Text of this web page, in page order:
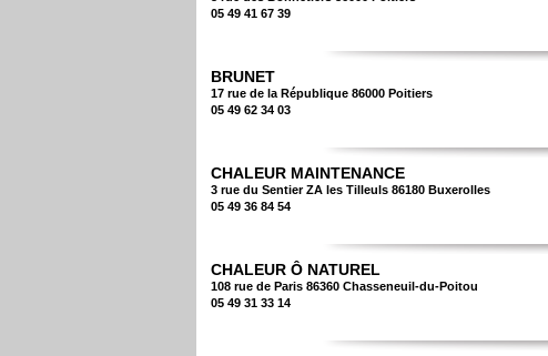
05 49 41 67 39
BRUNET
17 rue de la République 86000 Poitiers
05 49 62 34 03
CHALEUR MAINTENANCE
3 rue du Sentier ZA les Tilleuls 86180 Buxerolles
05 49 36 84 54
CHALEUR Ô NATUREL
108 rue de Paris 86360 Chasseneuil-du-Poitou
05 49 31 33 14